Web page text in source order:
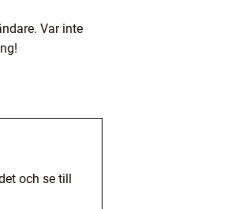
Var inte
och se till